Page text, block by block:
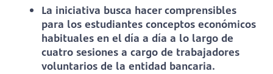
La iniciativa busca hacer comprensibles
para los estudiantes conceptos económicos
habituales en el día a día a lo largo de
cuatro sesiones a cargo de trabajadores
voluntarios de la entidad bancaria.